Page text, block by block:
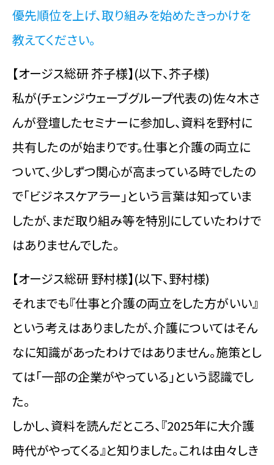
優先順位を上げ、取り組みを始めたきっかけを
教えてください。
【オージス総研 芥子様】(以下、芥子様)
私が(チェンジウェーブグループ代表の)佐々木さ
んが登壇したセミナーに参加し、資料を野村に
共有したのが始まりです。仕事と介護の両立に
ついて、少しずつ関心が高まっている時でしたの
で「ビジネスケアラー」という言葉は知っていま
したが、まだ取り組み等を特別にしていたわけで
はありませんでした。
【オージス総研 野村様】(以下、野村様)
それまでも『仕事と介護の両立をした方がいい』
という考えはありましたが、介護についてはそん
なに知識があったわけではありません。施策とし
ては「一部の企業がやっている」という認識でし
た。
しかし、資料を読んだところ、『2025年に大介護
時代がやってくる』と知りました。これは由々しき